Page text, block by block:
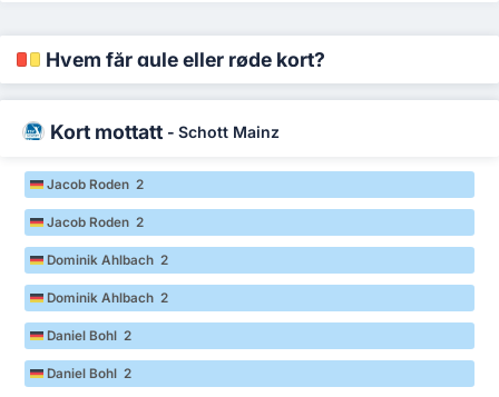
Hvem får gule eller røde kort?
Kort mottatt - Schott Mainz
Jacob Roden 2
Jacob Roden 2
Dominik Ahlbach 2
Dominik Ahlbach 2
Daniel Bohl 2
Daniel Bohl 2